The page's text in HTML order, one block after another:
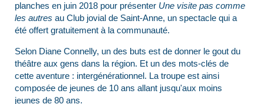
planches en juin 2018 pour présenter Une visite pas comme
les autres au Club jovial de Saint-Anne, un spectacle qui a
été offert gratuitement à la communauté.
Selon Diane Connelly, un des buts est de donner le gout du
théâtre aux gens dans la région. Et un des mots-clés de
cette aventure : intergénérationnel. La troupe est ainsi
composée de jeunes de 10 ans allant jusqu'aux moins
jeunes de 80 ans.